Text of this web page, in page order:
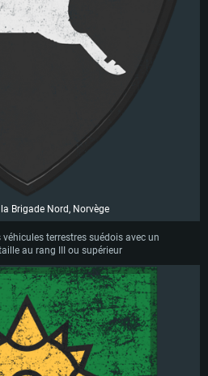
Brigade Nord, Norvège
terrestres suédois avec un
au rang III ou supérieur